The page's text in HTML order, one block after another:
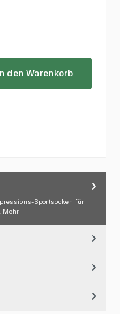
den Warenkorb
Sportsocken für
Mehr